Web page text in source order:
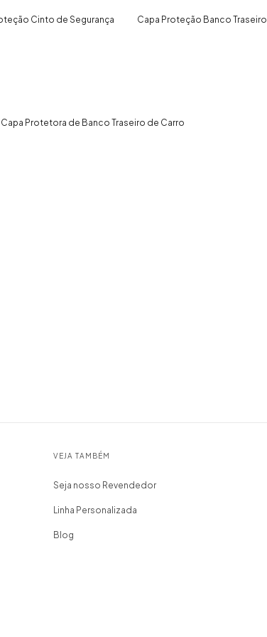
Cinto de Segurança
Capa Proteção Banco Traseiro
Protetora de Banco Traseiro de Carro
VEJA TAMBÉM
Seja nosso Revendedor
Linha Personalizada
Blog